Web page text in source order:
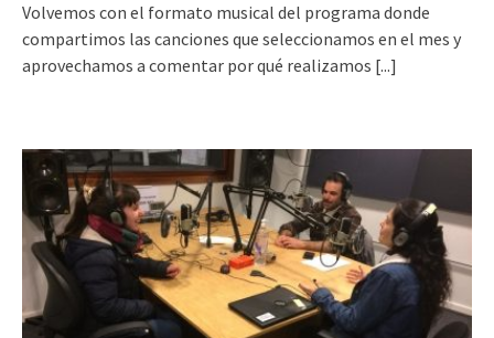
Volvemos con el formato musical del programa donde
compartimos las canciones que seleccionamos en el mes y
aprovechamos a comentar por qué realizamos [...]